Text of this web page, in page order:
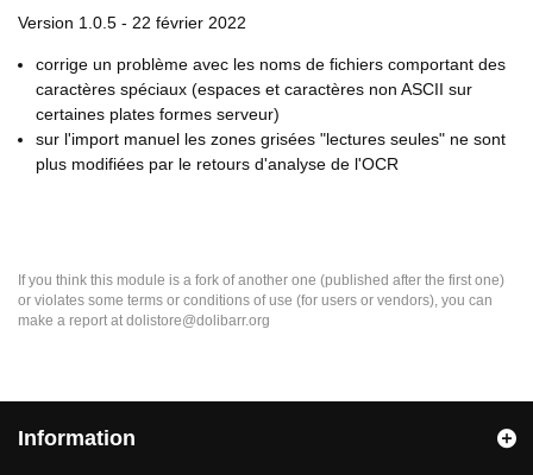
Version 1.0.5 - 22 février 2022
corrige un problème avec les noms de fichiers comportant des
caractères spéciaux (espaces et caractères non ASCII sur
certaines plates formes serveur)
sur l'import manuel les zones grisées "lectures seules" ne sont
plus modifiées par le retours d'analyse de l'OCR
If you think this module is a fork of another one (published after the first one)
or violates some terms or conditions of use (for users or vendors), you can
make a report at dolistore@dolibarr.org
Information